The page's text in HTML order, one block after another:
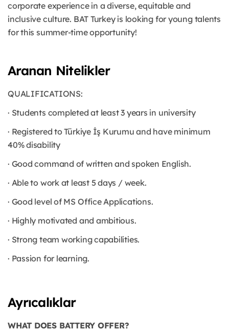
corporate experience in a diverse, equitable and
inclusive culture. BAT Turkey is looking for young talents
for this summer-time opportunity!
Aranan Nitelikler
QUALIFICATIONS:
· Students completed at least 3 years in university
· Registered to Türkiye İş Kurumu and have minimum
40% disability
· Good command of written and spoken English.
· Able to work at least 5 days / week.
· Good level of MS Office Applications.
· Highly motivated and ambitious.
· Strong team working capabilities.
· Passion for learning.
Ayrıcalıklar
WHAT DOES BATTERY OFFER?